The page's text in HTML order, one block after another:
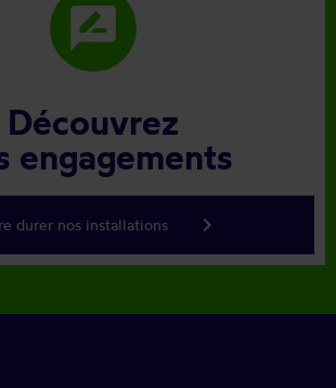
rate_review
Découvrez
engagements
durer nos installations keyboard_arrow_right